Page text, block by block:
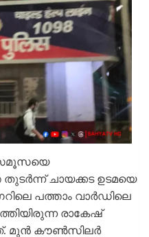
സമൂസയെ
ചായക്കട ഉടമയെ
പത്താം വാർഡിലെ
രാകേഷ്
മുൻ കൗണ്‍സിലർ